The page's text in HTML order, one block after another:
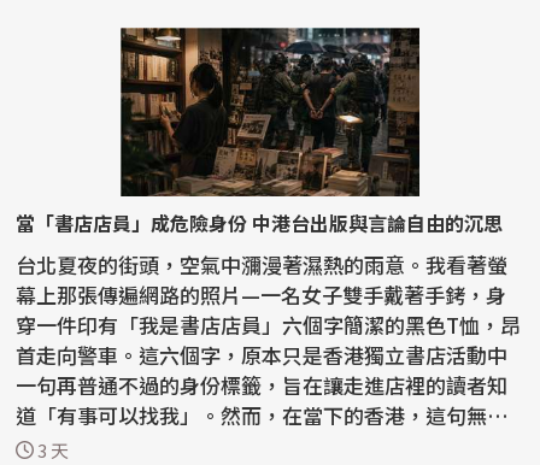
當「書店店員」成危險身份 中港台出版與言論自由的沉思
台北夏夜的街頭，空氣中瀰漫著濕熱的雨意。我看著螢
幕上那張傳遍網路的照片—一名女子雙手戴著手銬，身
穿一件印有「我是書店店員」六個字簡潔的黑色T恤，昂
首走向警車。這六個字，原本只是香港獨立書店活動中
一句再普通不過的身份標籤，旨在讓走進店裡的讀者知
道「有事可以找我」。然而，在當下的香港，這句無聲
的宣告...
3 天